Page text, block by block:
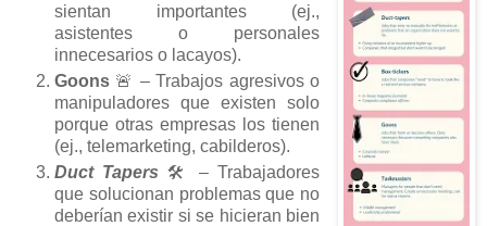
sientan importantes (ej.,
asistentes o personales
innecesarios o lacayos).
Goons 🚨 – Trabajos agresivos o
manipuladores que existen solo
porque otras empresas los tienen
(ej., telemarketing, cabilderos).
Duct Tapers 🛠️ – Trabajadores
que solucionan problemas que no
deberían existir si se hicieran bien